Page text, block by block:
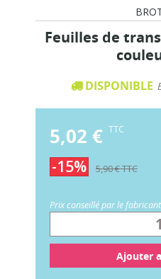
Feuilles de
DISPONIBLE
5,02 € TTC
-15% 5,90 €TTC
Prix conseillé par le
Ajouter